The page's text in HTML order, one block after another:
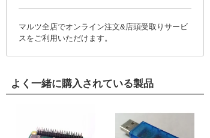
マルツ全店でオンライン注文&店頭受取りサービ
スをご利用いただけます。
よく一緒に購入されている製品